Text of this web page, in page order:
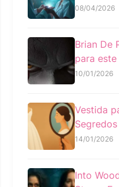
08/04/2026
Brian De
para este
10/01/2026
Vestida
14/01/2026
Into